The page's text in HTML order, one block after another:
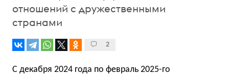
отношений с дружественными
странами
2
С декабря 2024 года по февраль 2025-го